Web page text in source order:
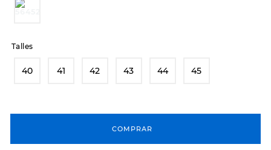
Talles
40 41 42 43 44 45
COMPRAR